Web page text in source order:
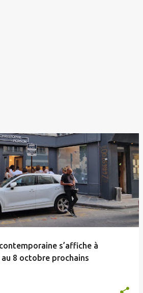
s’affiche à
8 octobre prochains